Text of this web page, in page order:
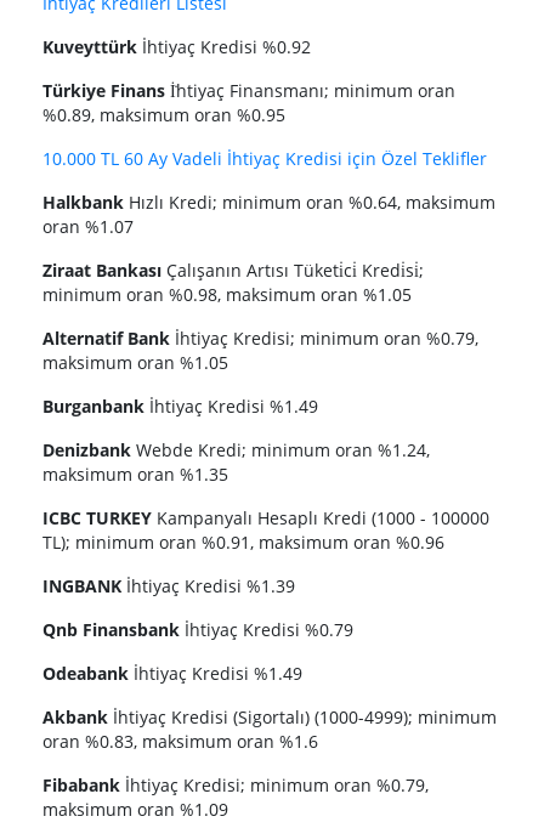
Kuveyttürk İhtiyaç Kredisi %0.92
Türkiye Finans İ̇htiyaç Finansmanı; minimum oran
%0.89, maksimum oran %0.95
10.000 TL 60 Ay Vadeli İhtiyaç Kredisi için Özel Teklifler
Halkbank Hızlı Kredi; minimum oran %0.64, maksimum
oran %1.07
Ziraat Bankası Çalışanın Artısı Tüketi̇ci̇ Kredi̇si̇;
minimum oran %0.98, maksimum oran %1.05
Alternatif Bank İhtiyaç Kredisi; minimum oran %0.79,
maksimum oran %1.05
Burganbank İhtiyaç Kredisi %1.49
Denizbank Webde Kredi; minimum oran %1.24,
maksimum oran %1.35
ICBC TURKEY Kampanyalı Hesaplı Kredi (1000 - 100000
TL); minimum oran %0.91, maksimum oran %0.96
INGBANK İhtiyaç Kredisi %1.39
Qnb Finansbank İhtiyaç Kredisi %0.79
Odeabank İhtiyaç Kredisi %1.49
Akbank İhtiyaç Kredisi (Sigortalı) (1000-4999); minimum
oran %0.83, maksimum oran %1.6
Fibabank İhtiyaç Kredisi; minimum oran %0.79,
maksimum oran %1.09